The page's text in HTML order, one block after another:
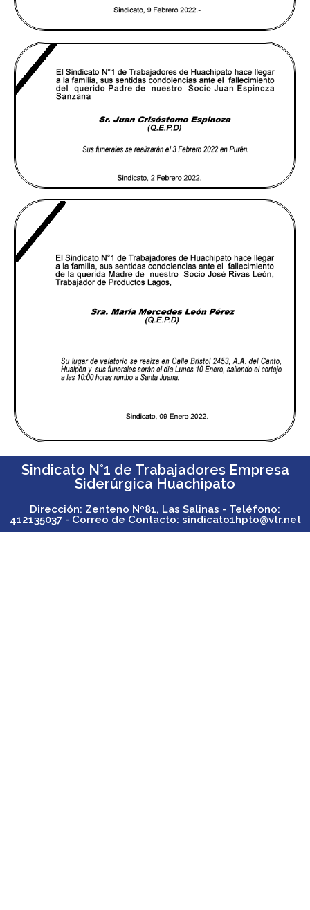
Sindicato N°1 de Trabajadores Empresa
Siderúrgica Huachipato
Dirección: Zenteno Nº81, Las Salinas - Teléfono:
412135037 - Correo de Contacto: sindicato1hpto@vtr.net